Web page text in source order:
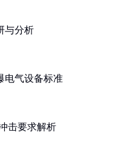
与分析
电气设备标准
击要求解析